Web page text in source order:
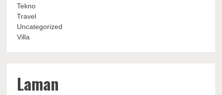
Tekno
Travel
Uncategorized
Villa
Laman